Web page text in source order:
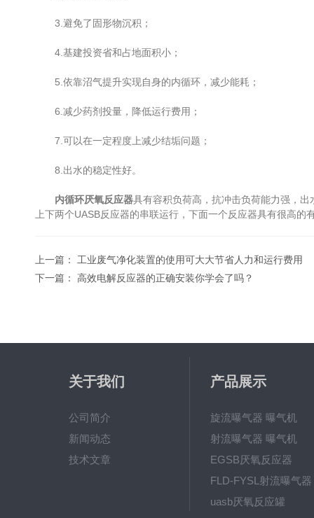
3.避免了固形物沉积；
4.基建投资省和占地面积小；
5.依靠沼气提升实现自身的内循环，减少能耗；
6.减少药剂投量，降低运行费用；
7.可以在一定程度上减少结垢问题；
8.出水的稳定性好。
内循环厌氧反应器具有容积负荷高，抗冲击负荷能力强，
上下两个UASB反应器的串联运行，下面一个反应器具有很高
上一篇： 工业废气净化装置的使用可大大节省人力和运行费用
下一篇： 高效电解反应器的正确安装你学会了吗？
关于我们
公司简介
新闻动态
技术文章
产品展示
旋流曝气器 曝气机
射流曝气器 曝气机
EGSB厌氧反应器
FLD-FYSL射流曝气器
uasb厌氧反应罐